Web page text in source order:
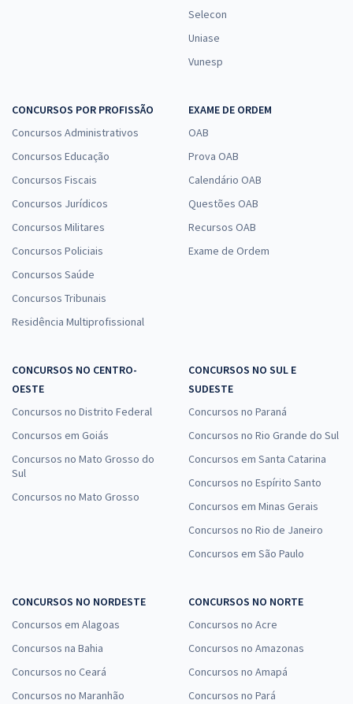
Prefeitura de Santos - SP - Inspetor de Alunos (Módulo Especial)
(Pós-Edital)
à vista
22,32
Fiscal de Tributos Municipais (Pós-Edital)
à vista
R$7,99
ISS Santos - SP - Conhecimentos Específicos para o cargo de
Auditor Fiscal de Tributos Municipais (Pós-Edital)
R$ 159,92
à vista
R$13,33
Economize R$ 39,98 (-20%)
Comprar
Prefeitura de Santos - SP - Conhecimentos Específicos para o cargo
22,32
Economize R$ 66,96 (-20%)
Selecon
Uniase
Vunesp
CONCURSOS POR PROFISSÃO
Concursos Administrativos
Concursos Educação
Concursos Fiscais
Concursos Jurídicos
Concursos Militares
Concursos Policiais
Concursos Saúde
Concursos Tribunais
Residência Multiprofissional
EXAME DE ORDEM
OAB
Prova OAB
Calendário OAB
Questões OAB
Recursos OAB
Exame de Ordem
CONCURSOS NO CENTRO-
OESTE
Concursos no Distrito Federal
Concursos em Goiás
Concursos no Mato Grosso do
Sul
Concursos no Mato Grosso
CONCURSOS NO SUL E
SUDESTE
Concursos no Paraná
Concursos no Rio Grande do Sul
Concursos em Santa Catarina
Concursos no Espírito Santo
Concursos em Minas Gerais
Concursos no Rio de Janeiro
Concursos em São Paulo
CONCURSOS NO NORDESTE
Concursos em Alagoas
Concursos na Bahia
Concursos no Ceará
Concursos no Maranhão
CONCURSOS NO NORTE
Concursos no Acre
Concursos no Amazonas
Concursos no Amapá
Concursos no Pará